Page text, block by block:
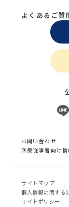
よくあるご質
お問い合わせ
医療従事者向け情
サイトマップ
個⼈情報に関する
サイトポリシー